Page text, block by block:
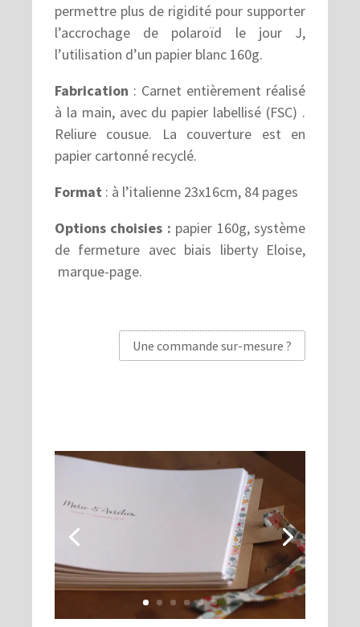
permettre plus de rigidité pour supporter
l’accrochage de polaroïd le jour J,
l’utilisation d’un papier blanc 160g.
Fabrication : Carnet entièrement réalisé
à la main, avec du papier labellisé (FSC) .
Reliure cousue. La couverture est en
papier cartonné recyclé.
Format : à l’italienne 23x16cm, 84 pages
Options choisies : papier 160g, système
de fermeture avec biais liberty Eloise,
marque-page.
Une commande sur-mesure ?